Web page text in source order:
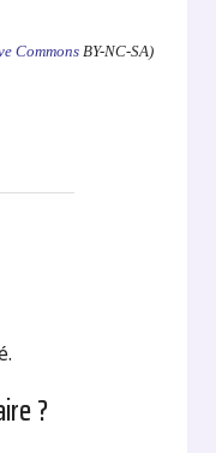
CommonsBY-NC-SA)
?